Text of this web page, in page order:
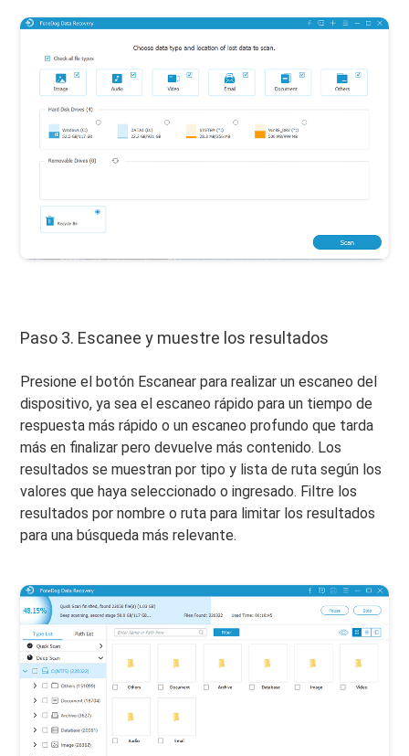
Paso 3. Escanee y muestre los resultados
Presione el botón Escanear para realizar un escaneo del
dispositivo, ya sea el escaneo rápido para un tiempo de
respuesta más rápido o un escaneo profundo que tarda
más en finalizar pero devuelve más contenido. Los
resultados se muestran por tipo y lista de ruta según los
valores que haya seleccionado o ingresado. Filtre los
resultados por nombre o ruta para limitar los resultados
para una búsqueda más relevante.